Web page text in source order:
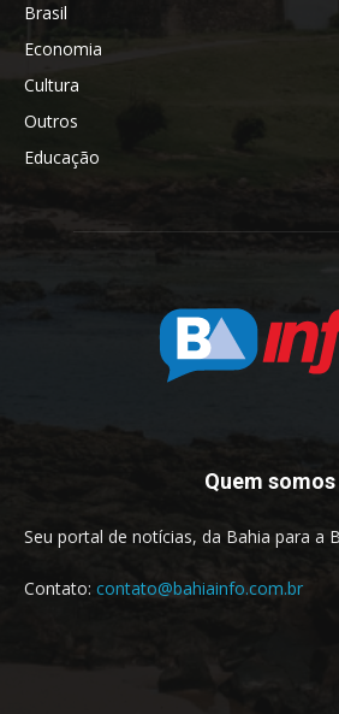
Brasil
Economia
Cultura
Outros
Educação
Quem somos
Seu portal de notícias, da Bahia para a
Contato: contato@bahiainfo.com.br